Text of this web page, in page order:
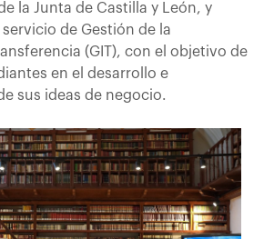
la Junta de Castilla y León, y
de Gestión de la
(GIT), con el objetivo de
en el desarrollo e
sus ideas de negocio.